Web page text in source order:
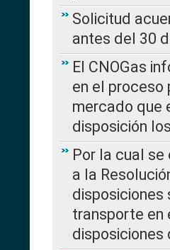
Solicitud
antes del 30
El CNOGas
en el
mercado que
disposición
Por la cual se
a la
disposiciones
transporte en
disposiciones